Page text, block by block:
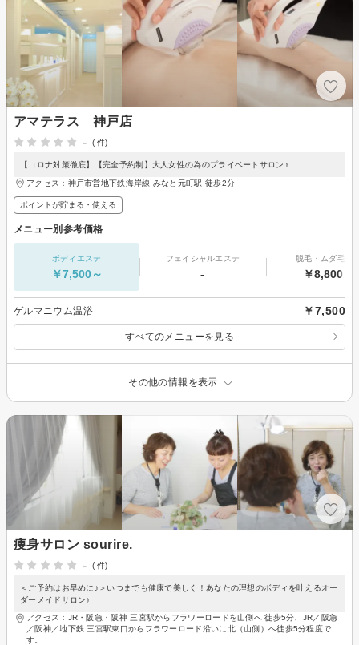
アマテラス 神戸店
-
(-件)
【コロナ対策徹底】【完全予約制】大人女性の為のプライベートサロン♪
アクセス：神戸市営地下鉄海岸線 みなと元町駅 徒歩2分
ポイントが貯まる・使える
メニュー別参考価格
ボディエステ
￥7,500～
フェイシャルエステ
-
脱毛・ムダ毛処
￥8,800～
ゲルマニウム温浴 ￥7,500
すべてのメニューを見る
その他の情報を表示
痩身サロン sourire.
-
(-件)
＜ご予約はお早めに♪＞いつまでも健康で美しく！あなたの理想のボディを叶えるオー
ダーメイドサロン♪
アクセス：JR・阪急・阪神 三宮駅からフラワーロードを山側へ 徒歩5分、JR／阪急
／阪神／地下鉄 三宮駅東口からフラワーロード沿いに北（山側）へ徒歩5分程度で
す。